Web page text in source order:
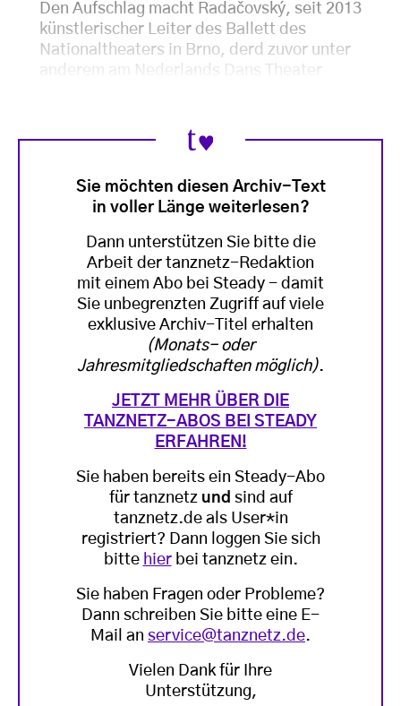
Den Aufschlag macht Radačovský, seit 2013
künstlerischer Leiter des Ballett des
Nationaltheaters in Brno, derd zuvor unter
anderem am Nederlands Dans Theater
Sie möchten diesen Archiv-Text
in voller Länge weiterlesen?
Dann unterstützen Sie bitte die
Arbeit der tanznetz-Redaktion
mit einem Abo bei Steady - damit
Sie unbegrenzten Zugriff auf viele
exklusive Archiv-Titel erhalten
(Monats- oder
Jahresmitgliedschaften möglich).
JETZT MEHR ÜBER DIE
TANZNETZ-ABOS BEI STEADY
ERFAHREN!
Sie haben bereits ein Steady-Abo
für tanznetz und sind auf
tanznetz.de als User*in
registriert? Dann loggen Sie sich
bitte hierbei tanznetz ein.
Sie haben Fragen oder Probleme?
Dann schreiben Sie bitte eine E-
Mail an service@tanznetz.de.
Vielen Dank für Ihre
Unterstützung,